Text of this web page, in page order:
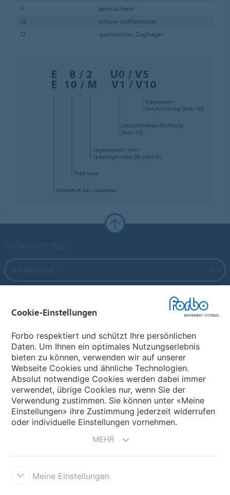
S
geräuscharm
SE
schwer entflammbar
Q
querweicher Zugträger
Wählen Sie ein Land
Wählen Sie Ihr Land
Cookie-Einstellungen
Forbo respektiert und schützt Ihre persönlichen
Daten. Um Ihnen ein optimales Nutzungserlebnis
bieten zu können, verwenden wir auf unserer
Webseite Cookies und ähnliche Technologien.
Absolut notwendige Cookies werden dabei immer
verwendet, übrige Cookies nur, wenn Sie der
Verwendung zustimmen. Sie können unter «Meine
Einstellungen» ihre Zustimmung jederzeit widerrufen
oder individuelle Einstellungen vornehmen.
MEHR
Meine Einstellungen